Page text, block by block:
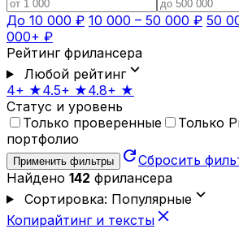
До 10 000 ₽ 10 000 – 50 000 ₽ 50
000+ ₽
Рейтинг фрилансера
Любой рейтингexpand_more
4+ ★4.5+ ★4.8+ ★
Статус и уровень
Только проверенные
Только
портфолио
Применить фильтры refreshСбросить
Найдено 142 фрилансера
Сортировка: Популярныеexpand_more
Копирайтинг и тексты close